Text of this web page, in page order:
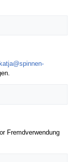
Fremdverwendung